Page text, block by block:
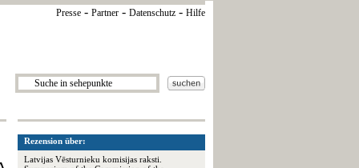
Presse - Partner - Datenschutz - Hilfe
Rezension über:
Latvijas Vēsturnieku komisijas raksti.